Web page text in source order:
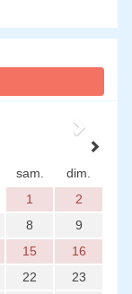
Next
sam.
dim.
1
2
8
9
15
16
22
23